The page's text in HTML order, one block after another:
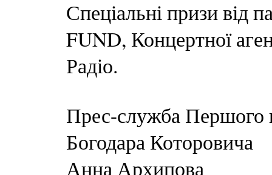
Спеціальні призи від
FUND, Концертної
Радіо.
Прес-служба Першого
Богодара Которовича
Анна Архипова